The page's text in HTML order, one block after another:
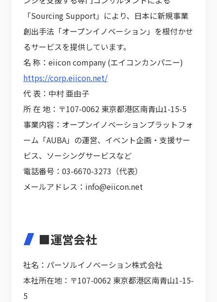
「Sourcing Support」により、日本に新規事業
創出手法「オープンイノベーション」を根付かせ
るサービスを提供しています。
名 称：eiicon company (エイコンカンパニー)
https://corp.eiicon.net/
代 表：中村 亜由子
所 在 地：〒107-0062 東京都港区南青山1-15-5
事業内容：オープンイノベーションプラットフォ
ーム「AUBA」の運営、イベント企画・支援サー
ビス、ソーシングサービスなど
電話番号：03-6670-3273（代表）
メールアドレス：info@eiicon.net
■運営会社
社名：パーソルイノベーション株式会社
本社所在地：〒107-0062 東京都港区南青山1-15-
5